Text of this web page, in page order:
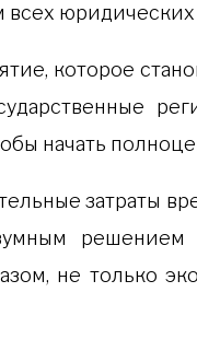
которое
начать
затраты
не только